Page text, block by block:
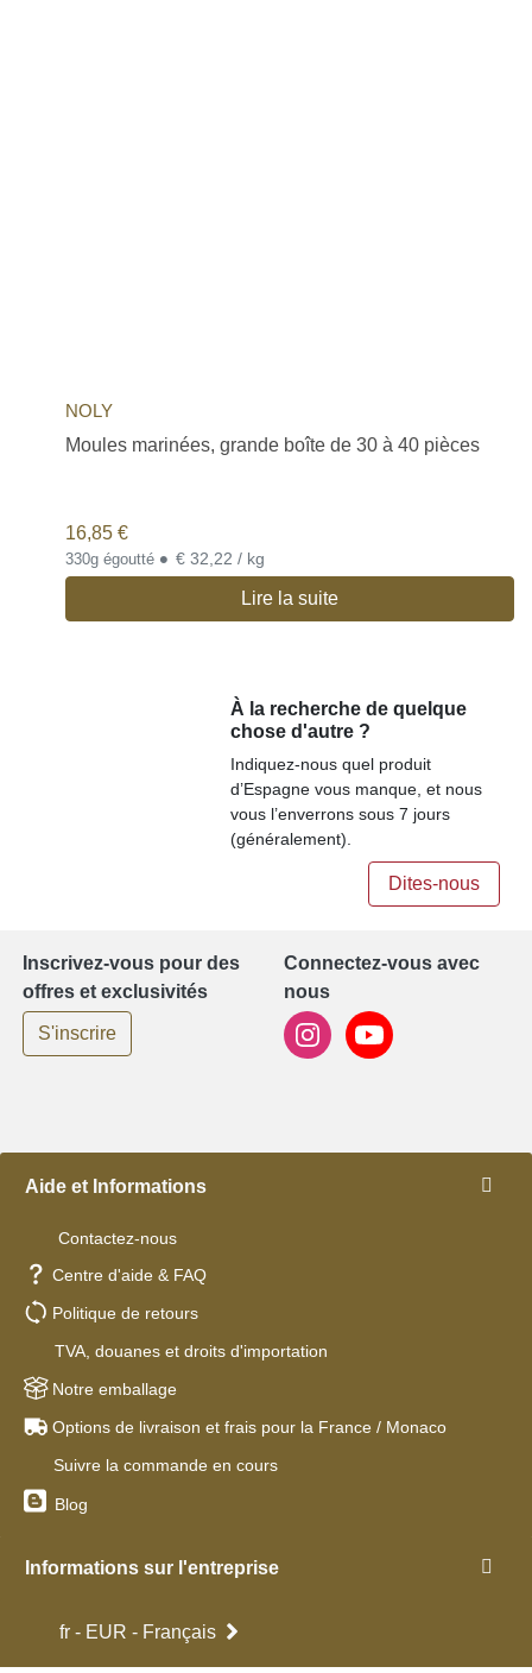
NOLY
Moules marinées, grande boîte de 30 à 40 pièces
16,85 €
330g égoutté • € 32,22 / kg
Lire la suite
À la recherche de quelque
chose d'autre ?
Indiquez-nous quel produit
d’Espagne vous manque, et nous
vous l’enverrons sous 7 jours
(généralement).
Dites-nous
Inscrivez-vous pour des
offres et exclusivités
S'inscrire
Connectez-vous avec
nous
Aide et Informations
Contactez-nous
Centre d'aide & FAQ
Politique de retours
TVA, douanes et droits d'importation
Notre emballage
Options de livraison et frais pour la France / Monaco
Suivre la commande en cours
Blog
Informations sur l'entreprise
fr - EUR - Français